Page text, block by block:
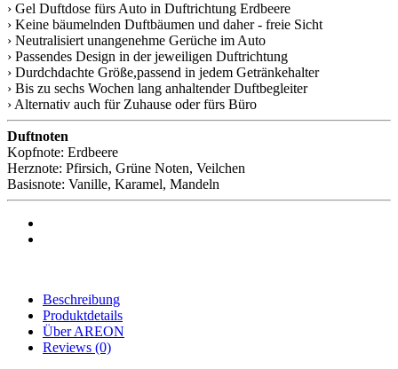
› Gel Duftdose fürs Auto in Duftrichtung Erdbeere
› Keine bäumelnden Duftbäumen und daher - freie Sicht
› Neutralisiert unangenehme Gerüche im Auto
› Passendes Design in der jeweiligen Duftrichtung
› Durdchdachte Größe,passend in jedem Getränkehalter
› Bis zu sechs Wochen lang anhaltender Duftbegleiter
› Alternativ auch für Zuhause oder fürs Büro
Duftnoten
Kopfnote: Erdbeere
Herznote: Pfirsich, Grüne Noten, Veilchen
Basisnote: Vanille, Karamel, Mandeln
Beschreibung
Produktdetails
Über AREON
Reviews (0)